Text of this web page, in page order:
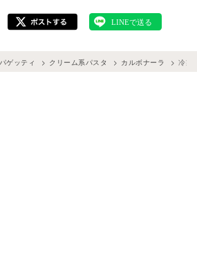
ゲッティ クリーム系パスタ カルボナーラ 冷製